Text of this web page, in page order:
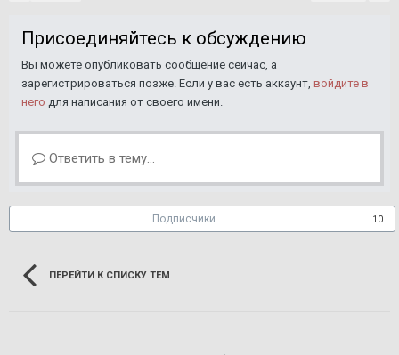
Присоединяйтесь к обсуждению
Вы можете опубликовать сообщение сейчас, а
зарегистрироваться позже. Если у вас есть аккаунт, войдите в
него для написания от своего имени.
Ответить в тему...
Подписчики 10
ПЕРЕЙТИ К СПИСКУ ТЕМ